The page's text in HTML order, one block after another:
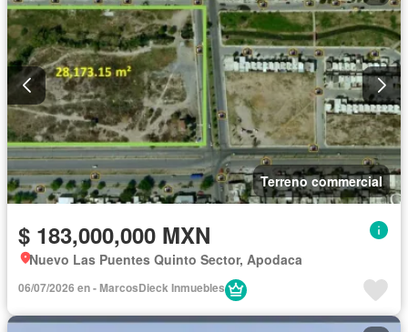
Terreno commercial
$ 183,000,000 MXN
Nuevo Las Puentes Quinto Sector, Apodaca
06/07/2026 en - MarcosDieck Inmuebles